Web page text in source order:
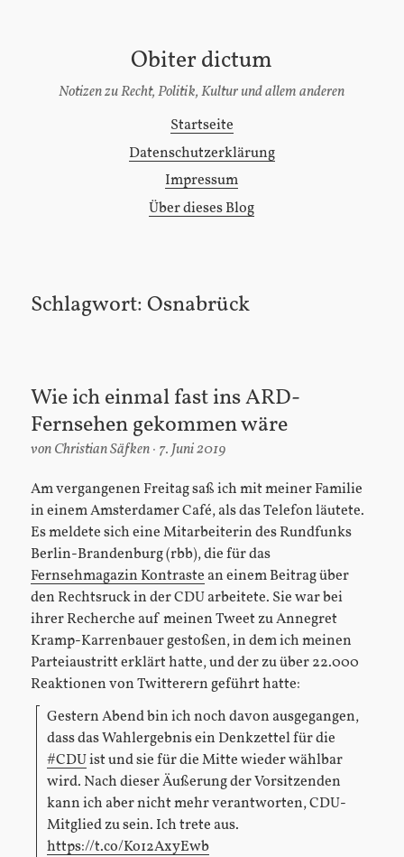
springen]
Obiter dictum
Notizen zu Recht, Politik, Kultur und allem anderen
Hauptmenü
Startseite
Datenschutzerklärung
Impressum
Über dieses Blog
Schlagwort:Osnabrück
Wie ich einmal fast ins ARD-
Fernsehen gekommen wäre
vonChristian Säfken 7. Juni 2019
Am vergangenen Freitag saß ich mit meiner Familie
in einem Amsterdamer Café, als das Telefon läutete.
Es meldete sich eine Mitarbeiterin des Rundfunks
Berlin-Brandenburg (rbb), die für das
Fernsehmagazin Kontrastean einem Beitrag über
den Rechtsruck in der CDU arbeitete. Sie war bei
ihrer Recherche auf meinen Tweet zu Annegret
Kramp-Karrenbauer gestoßen, in dem ich meinen
Parteiaustritt erklärt hatte, und der zu über 22.000
Reaktionen von Twitterern geführt hatte:
Gestern Abend bin ich noch davon ausgegangen,
dass das Wahlergebnis ein Denkzettel für die
#CDUist und sie für die Mitte wieder wählbar
wird. Nach dieser Äußerung der Vorsitzenden
kann ich aber nicht mehr verantworten, CDU-
Mitglied zu sein. Ich trete aus.
https://t.co/Ko12AxyEwb